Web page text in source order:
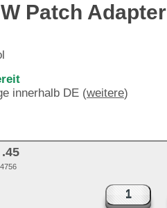
Patch Adapter
innerhalb DE (weitere)